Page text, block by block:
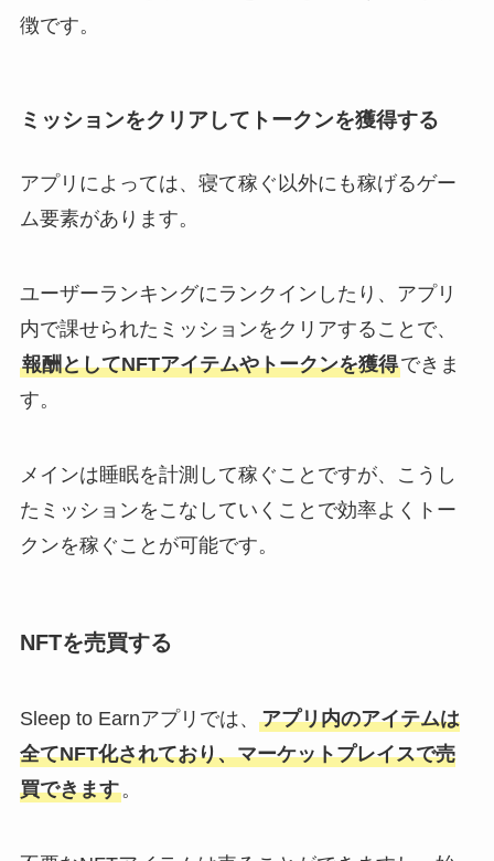
徴です。
ミッションをクリアしてトークンを獲得する
アプリによっては、寝て稼ぐ以外にも稼げるゲー
ム要素があります。
ユーザーランキングにランクインしたり、アプリ
内で課せられたミッションをクリアすることで、
報酬としてNFTアイテムやトークンを獲得できま
す。
メインは睡眠を計測して稼ぐことですが、こうし
たミッションをこなしていくことで効率よくトー
クンを稼ぐことが可能です。
NFTを売買する
Sleep to Earnアプリでは、 アプリ内のアイテムは
全てNFT化されており、マーケットプレイスで売
買できます。